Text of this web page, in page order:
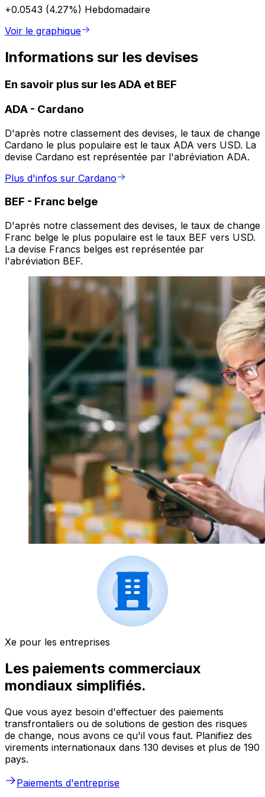
+0.0543 (4.27%) Hebdomadaire
Voir le graphique
Informations sur les devises
En savoir plus sur les ADA et BEF
ADA - Cardano
D'après notre classement des devises, le taux de change
Cardano le plus populaire est le taux ADA vers USD. La
devise Cardano est représentée par l'abréviation ADA.
Plus d'infos sur Cardano
BEF - Franc belge
D'après notre classement des devises, le taux de change
Franc belge le plus populaire est le taux BEF vers USD.
La devise Francs belges est représentée par
l'abréviation BEF.
Xe pour les entreprises
Les paiements commerciaux
mondiaux simplifiés.
Que vous ayez besoin d'effectuer des paiements
transfrontaliers ou de solutions de gestion des risques
de change, nous avons ce qu'il vous faut. Planifiez des
virements internationaux dans 130 devises et plus de 190
pays.
Paiements d'entreprise